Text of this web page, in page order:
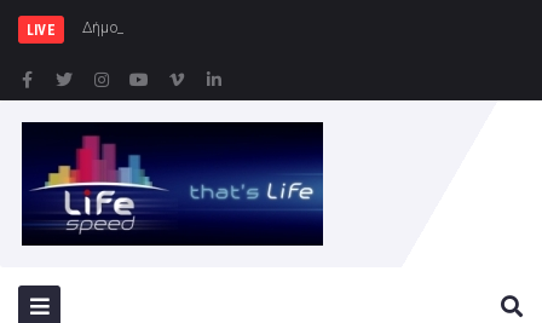
LIVE Δήμος Πατρέων : Τα παιδιά τ